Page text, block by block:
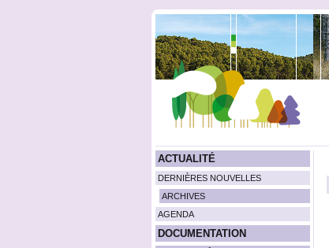
ACTUALITÉ
DERNIÈRES NOUVELLES
ARCHIVES
AGENDA
DOCUMENTATION